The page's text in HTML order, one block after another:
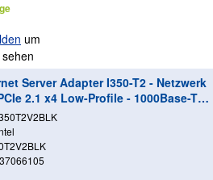
um
Server Adapter I350-T2 - Netzwerk
2.1 x4 Low-Profile - 1000Base-T x